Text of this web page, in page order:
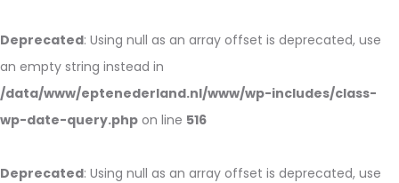
Deprecated: Using null as an array offset is deprecated, use
an empty string instead in
/data/www/eptenederland.nl/www/wp-includes/class-
wp-date-query.php on line 516
Deprecated: Using null as an array offset is deprecated, use